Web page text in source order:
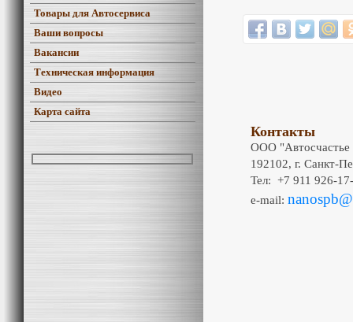
Товары для Автосервиса
Ваши вопросы
Вакансии
Техническая информация
Видео
Карта сайта
Контакты
ООО
192102, г. Санкт-
Тел: +7 911 926-
e-mail: